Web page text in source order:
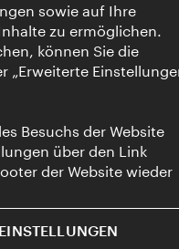
sowie auf Ihre
zu ermöglichen.
können Sie die
„Erweiterte
Besuchs der Website
über den Link
der Website wieder